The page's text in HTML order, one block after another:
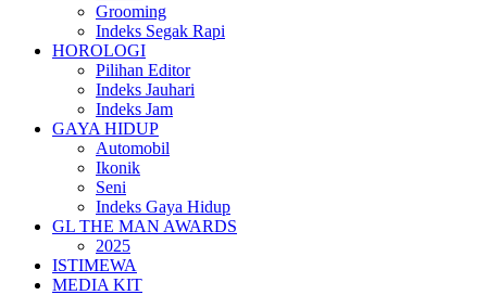
Grooming
Indeks Segak Rapi
HOROLOGI
Pilihan Editor
Indeks Jauhari
Indeks Jam
GAYA HIDUP
Automobil
Ikonik
Seni
Indeks Gaya Hidup
GL THE MAN AWARDS
2025
ISTIMEWA
MEDIA KIT